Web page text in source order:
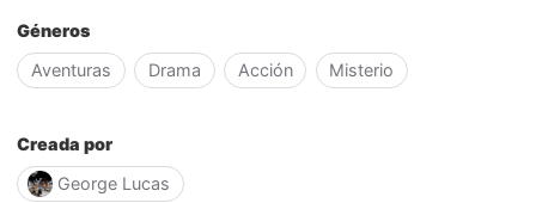
Géneros
Aventuras
Drama Acción Misterio
Creada por
George Lucas